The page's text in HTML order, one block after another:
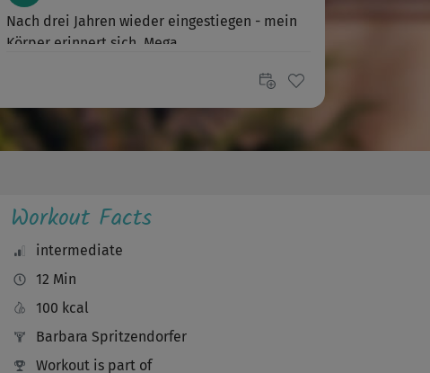
Nach drei Jahren wieder eingestiegen - mein
Körper erinnert sich. Mega
Super Training, sympathische Trainerin
B
behappy
Super schöner Kurs! Er enthält mir unbekannte
Workout Facts
intermediate
12 Min
100 kcal
Barbara Spritzendorfer
Workout is part of